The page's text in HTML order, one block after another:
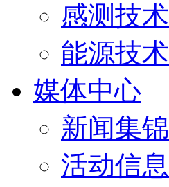
感测技术
能源技术
媒体中心
新闻集锦
活动信息